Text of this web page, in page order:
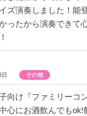
ズ演奏しました！能
ったから演奏できて
その他
向け『ファミリーコ
心にお酒飲んでもok!